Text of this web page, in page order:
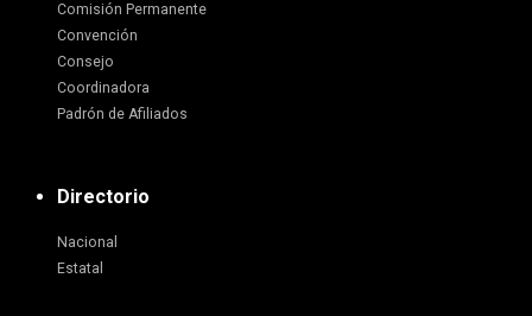
Comisión Permanente
Convención
Consejo
Coordinadora
Padrón de Afiliados
Directorio
Nacional
Estatal